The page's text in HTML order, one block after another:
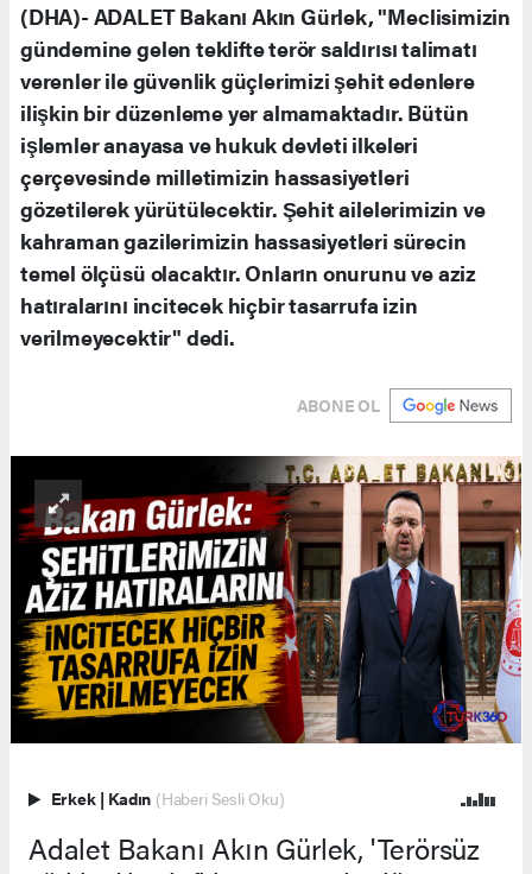
(DHA)- ADALET Bakanı Akın Gürlek, "Meclisimizin
gündemine gelen teklifte terör saldırısı talimatı
verenler ile güvenlik güçlerimizi şehit edenlere
ilişkin bir düzenleme yer almamaktadır. Bütün
işlemler anayasa ve hukuk devleti ilkeleri
çerçevesinde milletimizin hassasiyetleri
gözetilerek yürütülecektir. Şehit ailelerimizin ve
kahraman gazilerimizin hassasiyetleri sürecin
temel ölçüsü olacaktır. Onların onurunu ve aziz
hatıralarını incitecek hiçbir tasarrufa izin
verilmeyecektir" dedi.
ABONE OL
Erkek | Kadın (Haberi Sesli Oku)
Adalet Bakanı Akın Gürlek, 'Terörsüz